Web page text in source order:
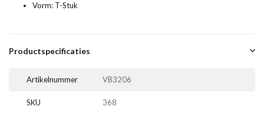
Vorm: T-Stuk
Productspecificaties
Artikelnummer VB3206
SKU 368